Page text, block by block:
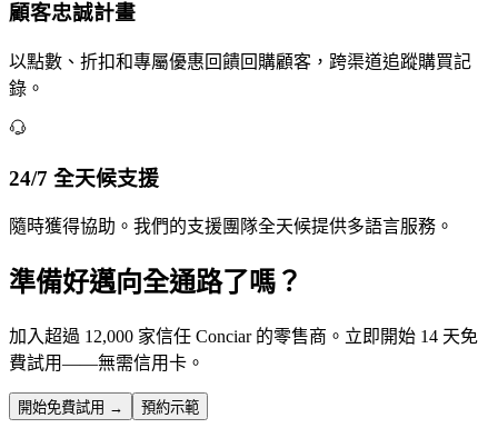
顧客忠誠計畫
以點數、折扣和專屬優惠回饋回購顧客，跨渠道追蹤購買記
錄。
24/7 全天候支援
隨時獲得協助。我們的支援團隊全天候提供多語言服務。
準備好邁向全通路了嗎？
加入超過 12,000 家信任 Conciar 的零售商。立即開始 14 天免
費試用——無需信用卡。
開始免費試用 → 預約示範